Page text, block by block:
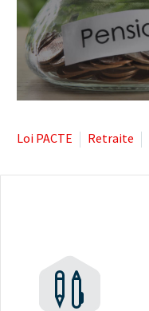
Loi PACTE Retraite

